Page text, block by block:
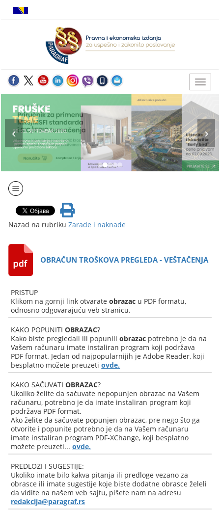
Nazad na rubrikuZarade i naknade
OBRAČUN TROŠKOVA PREGLEDA - VEŠTAČENJA
PRISTUP
Klikom na gornji link otvarateobrazac u PDF formatu,
odnosno odgovarajuću veb stranicu.
KAKO POPUNITIOBRAZAC?
Kako biste pregledali ili popuniliobrazac potrebno je da na
Vašem računaru imate instaliran program koji podržava
PDF format. Jedan od najpopularnijih je Adobe Reader, koji
besplatno možete preuzetiovde.
KAKO SAČUVATIOBRAZAC?
Ukoliko želite da sačuvate nepopunjen obrazac na Vašem
računaru, potrebno je da imate instaliran program koji
podržava PDF format.
Ako želite da sačuvate popunjen obrazac, pre nego što ga
otvorite i popunite potrebno je da na Vašem računaru
imate instaliran program PDF-XChange, koji besplatno
možete preuzeti...ovde.
PREDLOZI I SUGESTIJE:
Ukoliko imate bilo kakva pitanja ili predloge vezano za
obrasce ili imate sugestije koje biste dodatne obrasce želeli
da vidite na našem veb sajtu, pišete nam na adresu
redakcija@paragraf.rs